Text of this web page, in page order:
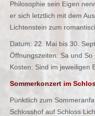
Philosophie sein Eigen
er sich letztlich mit dem
Lichtenstein zum
Datum: 22. Mai bis 30.
Öffnungszeiten: Sa und
Kosten: Sind im jeweiligen
Sommerkonzert im
Pünktlich zum
Schlosshof auf Schloss